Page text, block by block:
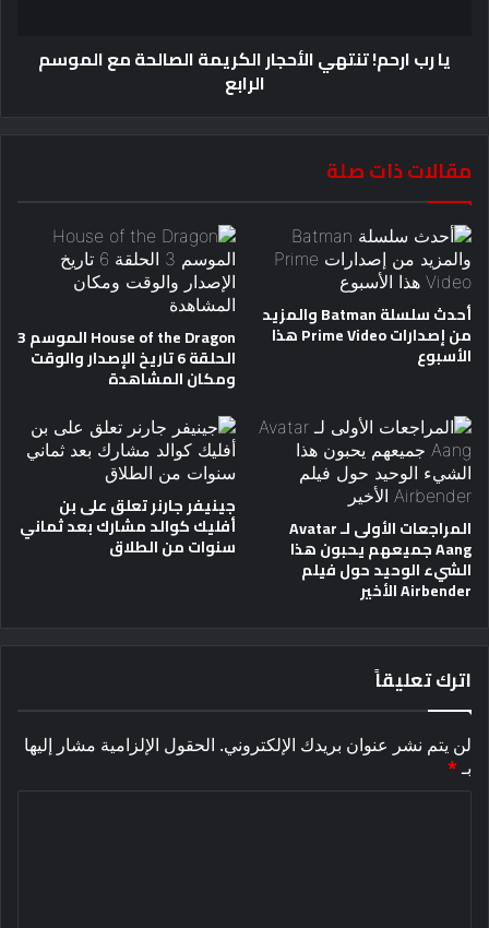
يا رب ارحم! تنتهي الأحجار الكريمة الصالحة مع الموسم
الرابع
مقالات ذات صلة
أحدث سلسلة Batman والمزيد
من إصدارات Prime Video هذا
الأسبوع
House of the Dragon الموسم 3
الحلقة 6 تاريخ الإصدار والوقت
ومكان المشاهدة
المراجعات الأولى لـ Avatar
Aang جميعهم يحبون هذا
الشيء الوحيد حول فيلم
Airbender الأخير
جينيفر جارنر تعلق على بن
أفليك كوالد مشارك بعد ثماني
سنوات من الطلاق
اترك تعليقاً
لن يتم نشر عنوان بريدك الإلكتروني. الحقول الإلزامية مشار إليها
بـ*